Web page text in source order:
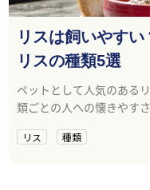
リスは飼いやす
リスの種類5選
ペットとして人気のある
類ごとの人への懐きやす
リス 種類